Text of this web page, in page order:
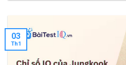
03
Th1